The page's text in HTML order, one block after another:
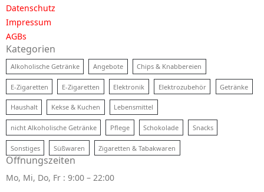
Datenschutz
Impressum
AGBs
Kategorien
Alkoholische Getränke Angebote Chips & Knabbereien
E-Zigaretten E-Zigaretten Elektronik Elektrozubehör Getränke
Haushalt Kekse & Kuchen Lebensmittel
nicht Alkoholische Getränke Pflege Schokolade Snacks
Sonstiges Süßwaren Zigaretten & Tabakwaren
Öffnungszeiten
Mo, Mi, Do, Fr : 9:00 – 22:00